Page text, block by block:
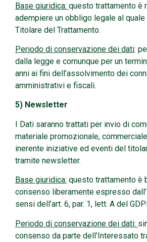
Base giuridica: questo trattamento è
adempiere un obbligo legale al
Titolare del Trattamento.
Periodo di conservazione dei dati:
dalla legge e comunque per un
anni ai fini dell’assolvimento dei
amministrativi e fiscali.
5) Newsletter
I Dati saranno trattati per invio di
materiale promozionale,
inerente iniziative ed eventi del
tramite newsletter.
Base giuridica: questo trattamento è
consenso liberamente espresso
sensi dell’art. 6, par. 1, lett. A del
Periodo di conservazione dei dati:
consenso da parte dell’Interessato